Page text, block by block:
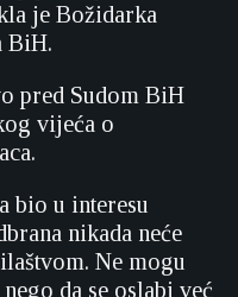
je Božidarka
BiH.
pred Sudom BiH
vijeća o
bio u interesu
nikada neće
Ne mogu
da se oslabi već